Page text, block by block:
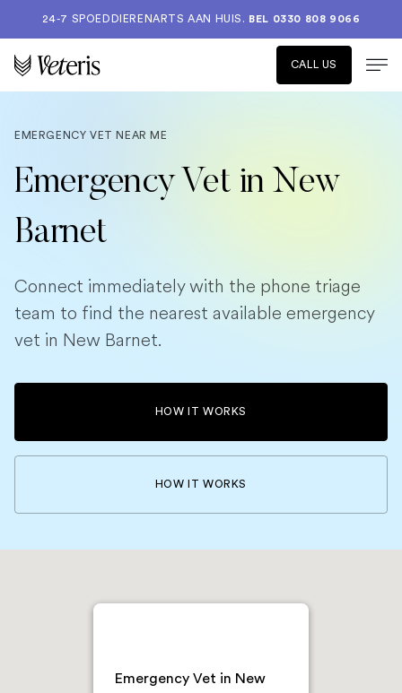
24-7 SPOEDDIERENARTS AAN HUIS. BEL 0330 808 9066
CALL US
EMERGENCY VET NEAR ME
Emergency Vet in New
Barnet
Connect immediately with the phone triage
team to find the nearest available emergency
vet in New Barnet.
HOW IT WORKS
HOW IT WORKS
Emergency Vet in New